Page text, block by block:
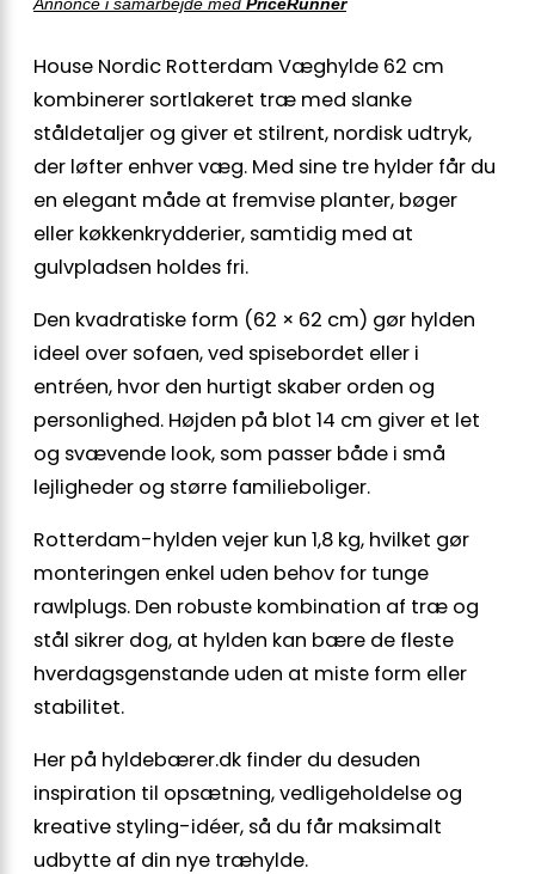
Annonce i samarbejde med PriceRunner
House Nordic Rotterdam Væghylde 62 cm
kombinerer sortlakeret træ med slanke
ståldetaljer og giver et stilrent, nordisk udtryk,
der løfter enhver væg. Med sine tre hylder får du
en elegant måde at fremvise planter, bøger
eller køkkenkrydderier, samtidig med at
gulvpladsen holdes fri.
Den kvadratiske form (62 × 62 cm) gør hylden
ideel over sofaen, ved spisebordet eller i
entréen, hvor den hurtigt skaber orden og
personlighed. Højden på blot 14 cm giver et let
og svævende look, som passer både i små
lejligheder og større familieboliger.
Rotterdam-hylden vejer kun 1,8 kg, hvilket gør
monteringen enkel uden behov for tunge
rawlplugs. Den robuste kombination af træ og
stål sikrer dog, at hylden kan bære de fleste
hverdagsgenstande uden at miste form eller
stabilitet.
Her på hyldebærer.dk finder du desuden
inspiration til opsætning, vedligeholdelse og
kreative styling-idéer, så du får maksimalt
udbytte af din nye træhylde.